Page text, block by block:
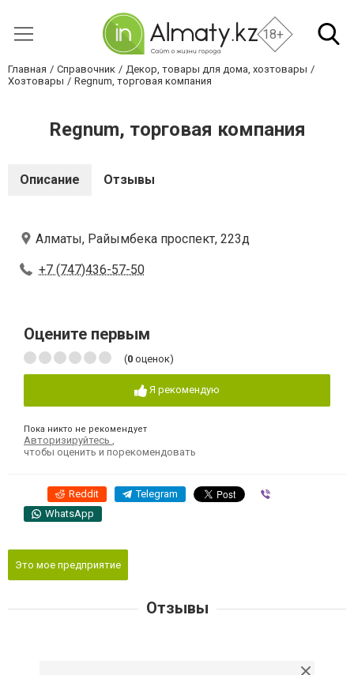
18+
Главная Справочник
Декор, товары для дома, хозтовары
Хозтовары
Regnum, торговая компания
Regnum, торговая компания
Описание Отзывы
Алматы, Райымбека проспект, 223д
+7 (747)436-57-50
Оцените первым
(0 оценок)
Я рекомендую
Пока никто не рекомендует
Авторизируйтесь
чтобы оценить и порекомендовать
Reddit Telegram
WhatsApp
Это мое предприятие
Отзывы